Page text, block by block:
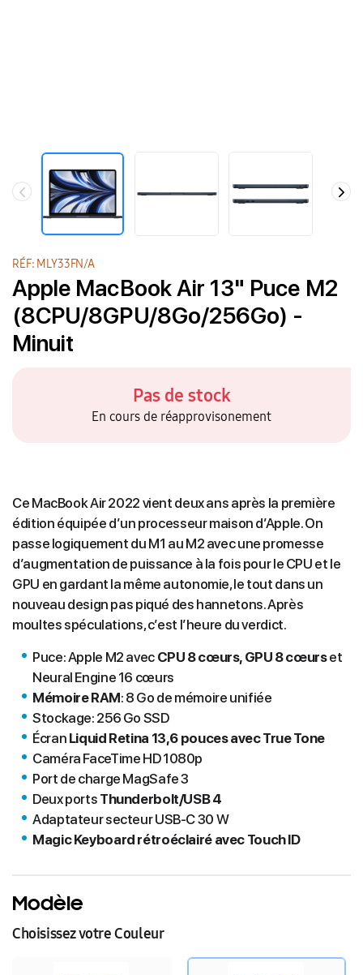
RÉF: MLY33FN/A
Apple MacBook Air 13" Puce M2
(8CPU/8GPU/8Go/256Go) -
Minuit
Pas de stock
En cours de réapprovisonement
Ce MacBook Air 2022 vient deux ans après la première
édition équipée d’un processeur maison d’Apple. On
passe logiquement du M1 au M2 avec une promesse
d’augmentation de puissance à la fois pour le CPU et le
GPU en gardant la même autonomie, le tout dans un
nouveau design pas piqué des hannetons. Après
moultes spéculations, c’est l’heure du verdict.
Puce: Apple M2 avecCPU 8 cœurs, GPU 8 cœurset
Neural Engine 16 cœurs
Mémoire RAM: 8 Go de mémoire unifiée
Stockage: 256 Go SSD
Écran Liquid Retina 13,6 pouces avec True Tone
Caméra FaceTime HD 1080p
Port de charge MagSafe 3
Deux ports Thunderbolt/USB 4
Adaptateur secteur USB‑C 30 W
Magic Keyboard rétroéclairé avec Touch ID
Modèle
Choisissez votre Couleur